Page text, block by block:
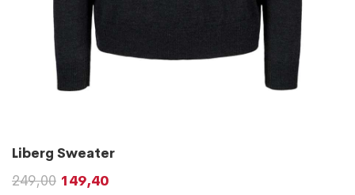
Liberg Sweater
249,00 149,40